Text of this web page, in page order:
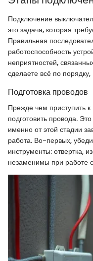
Подключение
это задача, которая
Правильная
работоспособность
неприятностей,
сделаете всё по
Подготовка проводов
Прежде чем приступить
подготовить провода.
именно от этой стадии
работа. Во-первых,
инструменты: отвертка,
незаменимы при работе